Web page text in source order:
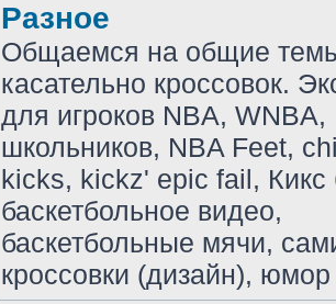
Разное
Общаемся на общие
касательно кроссовок.
для игроков NBA, WNBA,
школьников, NBA Feet,
kicks, kickz' epic fail, Кикс
баскетбольное видео,
баскетбольные мячи,
кроссовки (дизайн),